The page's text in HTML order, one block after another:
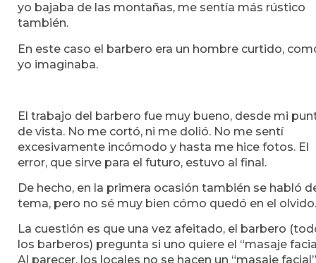
yo bajaba de las montañas, me sentía más rústico
también.
En este caso el barbero era un hombre curtido,
yo imaginaba.
El trabajo del barbero fue muy bueno, desde mi
de vista. No me cortó, ni me dolió. No me sentí
excesivamente incómodo y hasta me hice fotos. El
error, que sirve para el futuro, estuvo al final.
De hecho, en la primera ocasión también se habló
tema, pero no sé muy bien cómo quedó en el olvido.
La cuestión es que una vez afeitado, el barbero
los barberos) pregunta si uno quiere el “masaje
Al parecer, los locales no se hacen un “masaje facial”